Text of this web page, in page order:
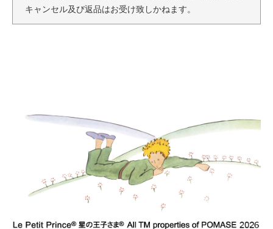
キャンセル及び返品はお受け致しかねます。